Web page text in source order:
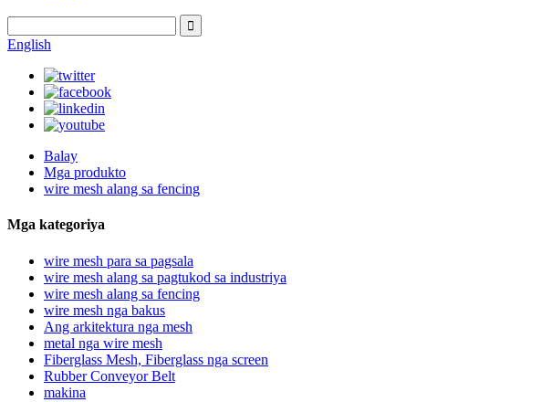
English
Balay
Mga produkto
wire mesh alang sa fencing
Mga kategoriya
wire mesh para sa pagsala
wire mesh alang sa pagtukod sa industriya
wire mesh alang sa fencing
wire mesh nga bakus
Ang arkitektura nga mesh
metal nga wire mesh
Fiberglass Mesh, Fiberglass nga screen
Rubber Conveyor Belt
makina